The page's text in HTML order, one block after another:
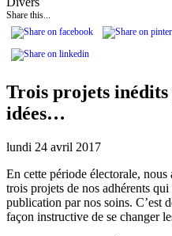
Share this...
Trois projets inédits
idées…
lundi 24 avril 2017
En cette période électorale,
trois projets de nos adhérents
publication par nos soins. C’est
façon instructive de se changer